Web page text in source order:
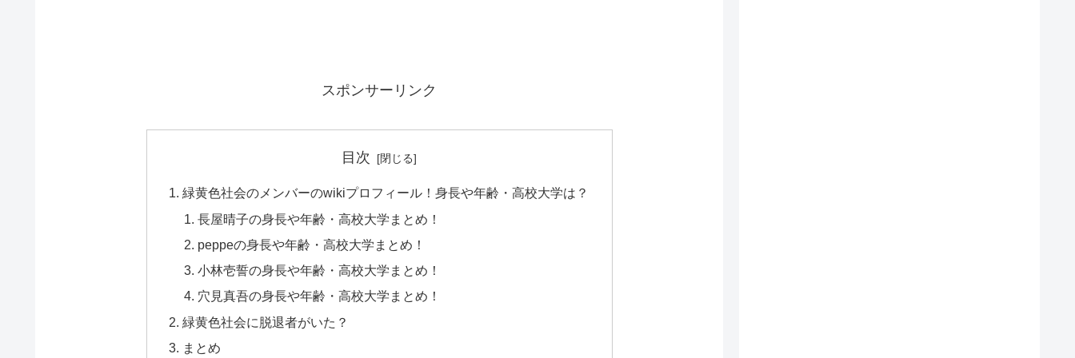
スポンサーリンク
目次
緑黄色社会のメンバーのwikiプロフィール！身長や年齢・高校大学は？
長屋晴子の身長や年齢・高校大学まとめ！
peppeの身長や年齢・高校大学まとめ！
小林壱誓の身長や年齢・高校大学まとめ！
穴見真吾の身長や年齢・高校大学まとめ！
緑黄色社会に脱退者がいた？
まとめ